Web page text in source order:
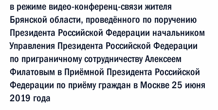
в режиме видео-конференц-связи жителя
Брянской области, проведённого по поручению
Президента Российской Федерации начальником
Управления Президента Российской Федерации
по приграничному сотрудничеству Алексеем
Филатовым в Приёмной Президента Российской
Федерации по приёму граждан в Москве 25 июня
2019 года